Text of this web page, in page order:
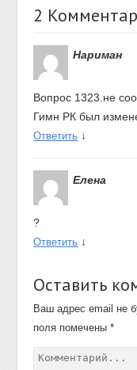
2
Нариман
Вопрос 1323.не
Гимн РК был
Ответить ↓
Елена
?
Ответить ↓
Оставить
Ваш адрес email не
поля помечены*